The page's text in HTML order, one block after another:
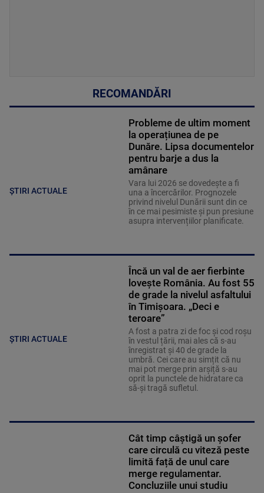
RECOMANDĂRI
ȘTIRI ACTUALE
Probleme de ultim moment
la operațiunea de pe
Dunăre. Lipsa documentelor
pentru barje a dus la
amânare
Vara lui 2026 se dovedește a fi
una a încercărilor. Prognozele
privind nivelul Dunării sunt din ce
în ce mai pesimiste și pun presiune
asupra intervențiilor planificate.
ȘTIRI ACTUALE
Încă un val de aer fierbinte
lovește România. Au fost 55
de grade la nivelul asfaltului
în Timișoara. „Deci e
teroare”
A fost a patra zi de foc și cod roșu
în vestul țării, mai ales că s-au
înregistrat și 40 de grade la
umbră. Cei care au simțit că nu
mai pot merge prin arșiță s-au
oprit la punctele de hidratare ca
să-și tragă sufletul.
Cât timp câștigă un șofer
care circulă cu viteză peste
limită față de unul care
merge regulamentar.
Concluziile unui studiu